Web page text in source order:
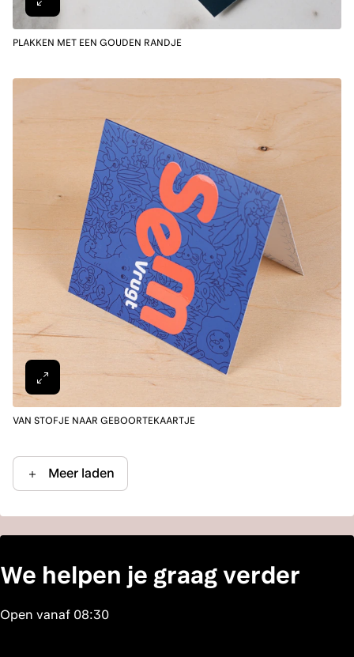
PLAKKEN MET EEN GOUDEN RANDJE
VAN STOFJE NAAR GEBOORTEKAARTJE
Meer laden
We helpen je graag verder
Open vanaf 08:30